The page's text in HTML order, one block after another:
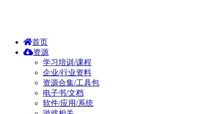
首页
资源
学习培训/课程
企业/行业资料
资源合集/工具包
电子书/文档
软件/应用/系统